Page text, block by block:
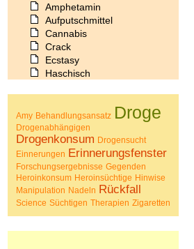
Amphetamin
Aufputschmittel
Cannabis
Crack
Ecstasy
Haschisch
Koffein
Kokain
Lachgas
LSD
Marihuana
Medikamente
Meskalin
Metamphetamin
Methadon
Morphin
Amy Behandlungsansatz Droge
Drogenabhängigen
Drogenkonsum Drogensucht
Einnerungen Erinnerungsfenster
Forschungsergebnisse Gegenden
Heroinkonsum Heroinsüchtige Hinwise
Manipulation Nadeln Rückfall
Science Süchtigen Therapien Zigaretten